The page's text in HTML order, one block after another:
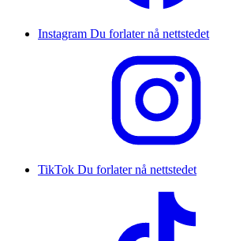
Instagram Du forlater nå nettstedet
TikTok Du forlater nå nettstedet